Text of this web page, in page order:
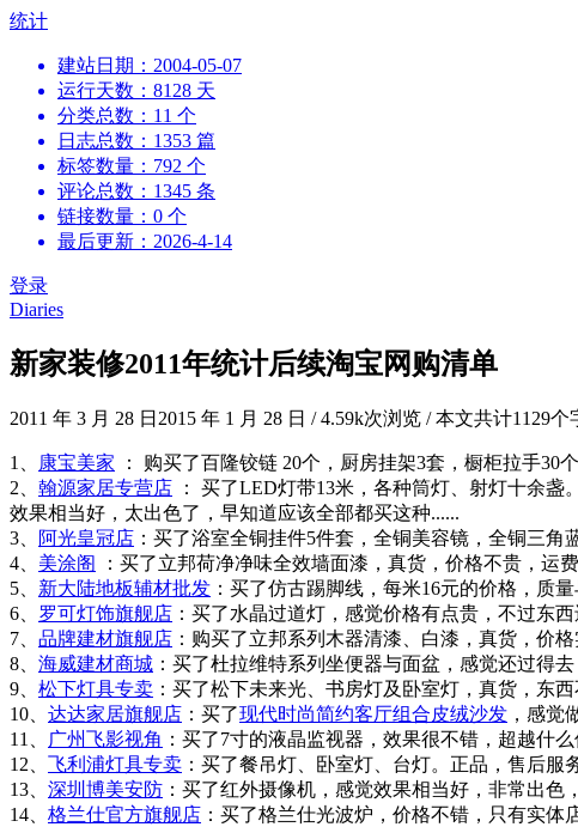
跳
统计
建站日期：2004-05-07
运行天数：8128 天
分类总数：11 个
日志总数：1353 篇
标签数量：792 个
评论总数：1345 条
链接数量：0 个
最后更新：2026-4-14
登录
Diaries
新家装修2011年统计后续淘宝网购清单
2011 年 3 月 28 日 2015 年 1 月 28 日 /4.59k次浏览 /本文共计1129个
1、 康宝美家 ： 购买了百隆铰链 20个，厨房挂架3套，橱柜拉手30
2、 翰源家居专营店 ： 买了LED灯带13米，各种筒灯、射灯十余
效果相当好，太出色了，早知道应该全部都买这种......
3、
阿光皇冠店 ：买了浴室全铜挂件5件套，全铜美容镜，全铜三
4、 美涂阁
：买了立邦荷净净味全效墙面漆，真货，价格不贵，运
5、 新大陆地板辅材批发 ：买了仿古踢脚线，每米16元的价格，质
6、 罗可灯饰旗舰店 ：买了水晶过道灯，感觉价格有点贵，不过东
7、 品牌建材旗舰店 ：购买了立邦系列木器清漆、白漆，真货，价格
8、 海威建材商城 ：买了杜拉维特系列坐便器与面盆，感觉还过得
9、 松下灯具专卖 ：买了松下未来光、书房灯及卧室灯，真货，东西
10、 达达家居旗舰店 ：买了现代时尚简约客厅组合皮绒沙发 ，感觉
11、
广州飞影视角 ：买了7寸的液晶监视器，效果很不错，超越什么
12、 飞利浦灯具专卖 ：买了餐吊灯、卧室灯、台灯。正品，售后服
13、 深圳博美安防 ：买了红外摄像机，感觉效果相当好，非常出色
14、 格兰仕官方旗舰店 ：买了格兰仕光波炉，价格不错，只有实体